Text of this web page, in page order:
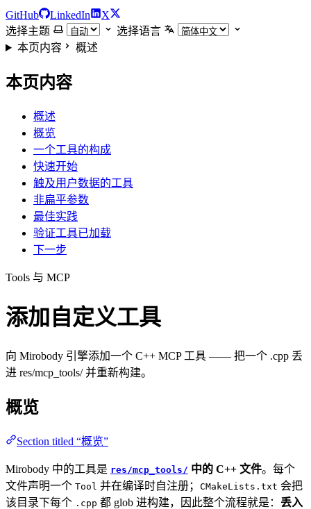
GitHub LinkedIn
X
选择主题
选择语言
本页内容
概述
本页内容
概述
概览
一个工具的构成
快速开始
触及用户数据的工具
非扁平参数
最佳实践
验证工具已加载
下一步
Tools 与 MCP
添加自定义工具
向 Mirobody 引擎添加一个 C++ MCP 工具 —— 把一个 .cpp 丢
进 res/mcp_tools/ 并重新构建。
概览
Section titled “概览”
Mirobody 中的工具是 res/mcp_tools/ 中的 C++ 文件。每个
文件声明一个 Tool 并在编译时自注册； CMakeLists.txt 会把
该目录下每个 .cpp 都 glob 进构建，因此整个流程就是： 丢入